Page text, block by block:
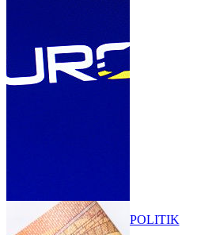
POLITIK